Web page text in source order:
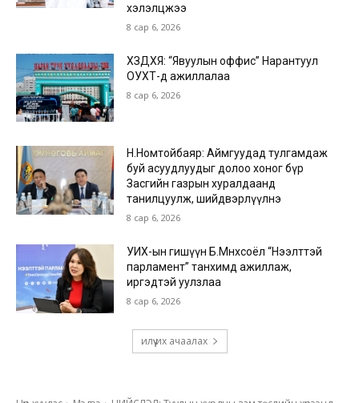
хэлэлцжээ
8 сар 6, 2026
ХЗДХЯ: “Явуулын оффис” Нарантуул
ОУХТ-д ажиллалаа
8 сар 6, 2026
Н.Номтойбаяр: Аймгуудад тулгамдаж
буй асуудлуудыг долоо хоног бүр
Засгийн газрын хуралдаанд
танилцуулж, шийдвэрлүүлнэ
8 сар 6, 2026
УИХ-ын гишүүн Б.Мөнхсоёл “Нээлттэй
парламент” танхимд ажиллаж,
иргэдтэй уулзлаа
8 сар 6, 2026
илүү их ачаалах